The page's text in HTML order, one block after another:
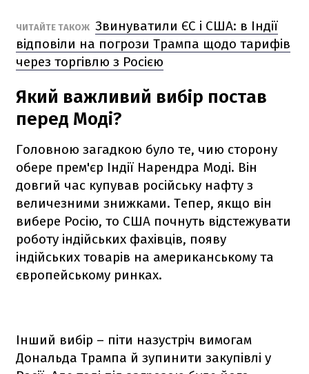
ЧИТАЙТЕ ТАКОЖ Звинуватили ЄС і США: в Індії
відповіли на погрози Трампа щодо тарифів
через торгівлю з Росією
Який важливий вибір постав
перед Моді?
Головною загадкою було те, чию сторону
обере прем'єр Індії Нарендра Моді. Він
довгий час купував російську нафту з
величезними знижками. Тепер, якщо він
вибере Росію, то США почнуть відстежувати
роботу індійських фахівців, появу
індійських товарів на американському та
європейському ринках.
Інший вибір – піти назустріч вимогам
Дональда Трампа й зупинити закупівлі у